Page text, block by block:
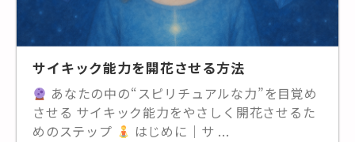
サイキック能力を開花させる方法
あなたの中の“スピリチュアルな力”を目覚め
させる サイキック能力をやさしく開花させるた
めのステップ
はじめに｜サ ...